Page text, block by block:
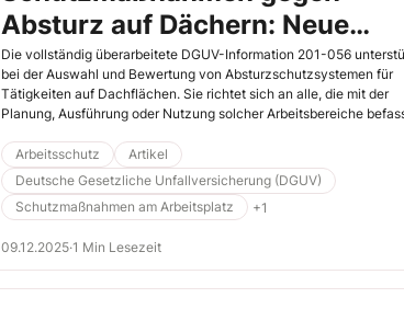
Absturz auf Dächern: Neue
Version der DGUV-Information
201-056
Die vollständig überarbeitete DGUV-Information 201-056
bei der Auswahl und Bewertung von Absturzschutzsystemen für
Tätigkeiten auf Dachflächen. Sie richtet sich an alle, die mit der
Planung, Ausführung oder Nutzung solcher Arbeitsbereiche
Sie hier mehr zum Inhalt und zu den wichtigsten Änderungen
gegenüber der letzten Ausgabe aus dem Jahr 2015.
Arbeitsschutz
Artikel
Deutsche Gesetzliche Unfallversicherung (DGUV)
Schutzmaßnahmen am Arbeitsplatz
+1
09.12.2025·1 Min Lesezeit